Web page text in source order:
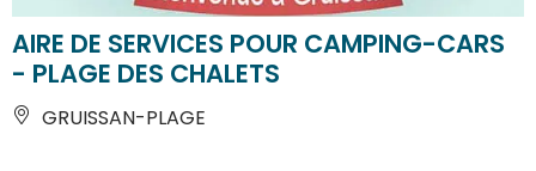
AIRE DE SERVICES POUR CAMPING-CARS
- PLAGE DES CHALETS
GRUISSAN-PLAGE